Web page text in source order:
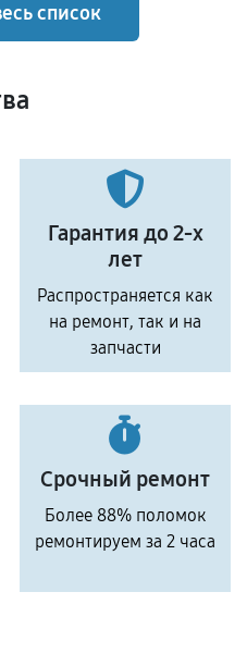
список
Гарантия до 2-х
лет
Распространяется как
на ремонт, так и на
запчасти
Срочный ремонт
Более 88% поломок
ремонтируем за 2 часа